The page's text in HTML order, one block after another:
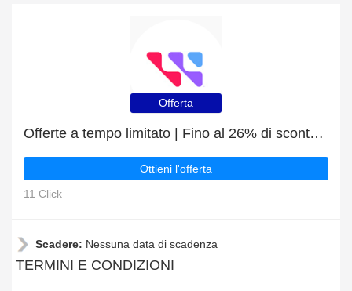
Offerta
Offerte a tempo limitato | Fino al 26% di sconto sui Unità flash SanDisk Extreme Go USB 3.1
Ottieni l'offerta
11 Click
Scadere: Nessuna data di scadenza
TERMINI E CONDIZIONI